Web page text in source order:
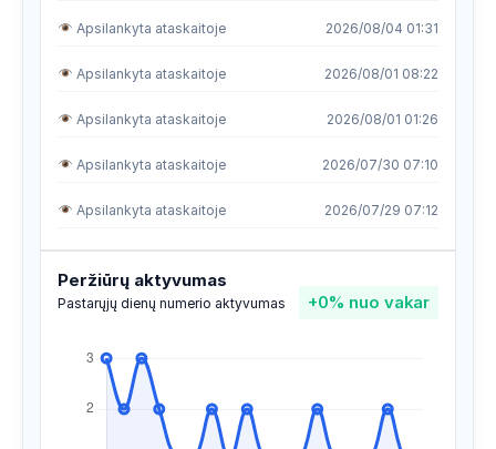
Apsilankyta ataskaitoje 2026/08/04 01:31
Apsilankyta ataskaitoje 2026/08/01 08:22
Apsilankyta ataskaitoje 2026/08/01 01:26
Apsilankyta ataskaitoje 2026/07/30 07:10
Apsilankyta ataskaitoje 2026/07/29 07:12
Apsilankyta ataskaitoje 2026/07/23 11:22
Apsilankyta ataskaitoje 2026/07/21 01:01
Apsilankyta ataskaitoje
Apsilankyta ataskaitoje 2026/07/18 23:31
Peržiūrų aktyvumas
Pastarųjų dienų numerio aktyvumas +0% nuo vakar